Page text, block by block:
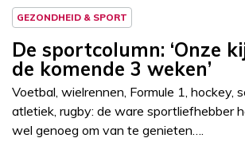
GEZONDHEID & SPORT
De sportcolumn: ‘Onze
de komende 3 weken’
Voetbal, wielrennen, Formule 1, hockey,
atletiek, rugby: de ware sportliefhebber
wel genoeg om van te genieten….